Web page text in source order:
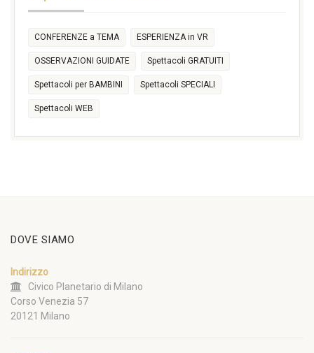
CONFERENZE a TEMA ESPERIENZA in VR
OSSERVAZIONI GUIDATE Spettacoli GRATUITI
Spettacoli per BAMBINI Spettacoli SPECIALI
Spettacoli WEB
DOVE SIAMO
Indirizzo
Civico Planetario di Milano
Corso Venezia 57
20121 Milano